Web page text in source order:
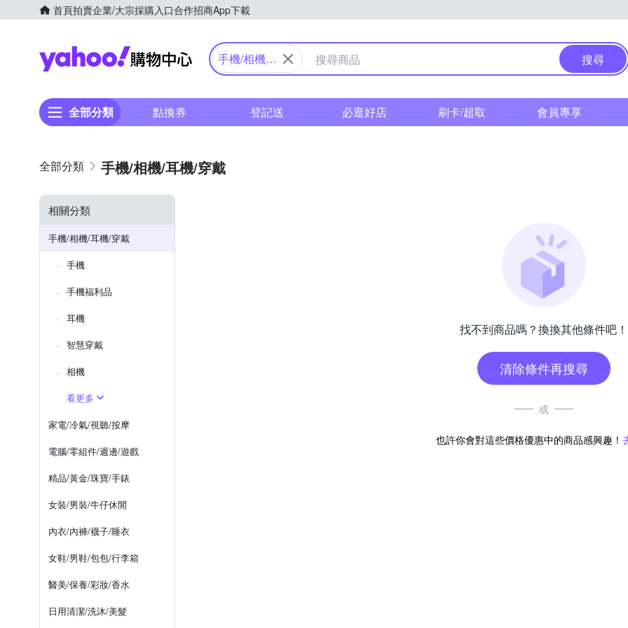
首頁拍賣企業/大宗採購入口合作招商App下載
Yahoo購物中心
手機/相機/
搜尋
全部分類 點換券 登記送 必逛好店 刷卡/超取 會員專享
手機/相機/耳機/穿戴
相關分類
手機/相機/耳機/穿戴
手機
手機福利品
耳機
智慧穿戴
相機
看更多
家電/冷氣/視聽/按摩
電腦/零組件/週邊/遊戲
精品/黃金/珠寶/手錶
女裝/男裝/牛仔休閒
內衣/內褲/襪子/睡衣
女鞋/男鞋/包包/行李箱
醫美/保養/彩妝/香水
日用清潔/洗沐/美髮
找不到商品嗎？換換其他條件吧！
清除條件再搜尋
或
也許你會對這些價格優惠中的商品感興趣！